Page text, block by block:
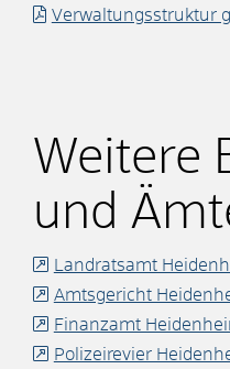
Verwaltungsstruktur
Weitere
und
Landratsamt
Amtsgericht
Finanzamt
Polizeirevier